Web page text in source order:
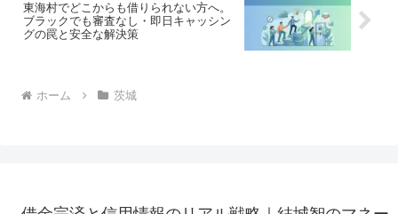
東海村でどこからも借りられない方へ。
ブラックでも審査なし・即日キャッシン
グの罠と安全な解決策
ホーム 茨城